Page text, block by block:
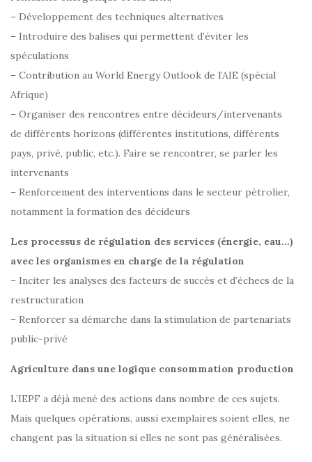
– Développement des techniques alternatives
– Introduire des balises qui permettent d’éviter les
spéculations
– Contribution au World Energy Outlook de l’AIE (spécial
Afrique)
– Organiser des rencontres entre décideurs/intervenants
de différents horizons (différentes institutions, différents
pays, privé, public, etc.). Faire se rencontrer, se parler les
intervenants
– Renforcement des interventions dans le secteur pétrolier,
notamment la formation des décideurs
Les processus de régulation des services (énergie, eau…)
avec les organismes en charge de la régulation
– Inciter les analyses des facteurs de succès et d’échecs de la
restructuration
– Renforcer sa démarche dans la stimulation de partenariats
public-privé
Agriculture dans une logique consommation production
L’IEPF a déjà mené des actions dans nombre de ces sujets.
Mais quelques opérations, aussi exemplaires soient elles, ne
changent pas la situation si elles ne sont pas généralisées.